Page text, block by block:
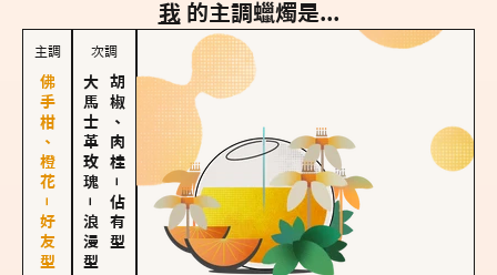
我 的主調蠟燭是...
主調
佛手柑、橙花－好友型
次調
大馬士革玫瑰
－
浪漫型
胡椒、肉桂
－
佔有型